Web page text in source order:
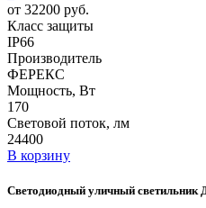
от 32200 руб.
Класс защиты
IP66
Производитель
ФЕРЕКС
Мощность, Вт
170
Световой поток, лм
24400
В корзину
Светодиодный уличный